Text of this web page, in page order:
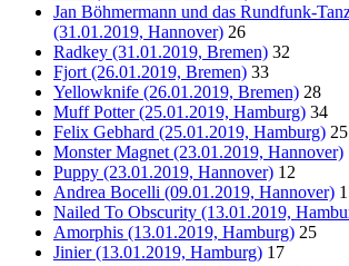
Jan Böhmermann und das Rundfunk-
(31.01.2019, Hannover) 26
Radkey (31.01.2019, Bremen) 32
Fjort (26.01.2019, Bremen) 33
Yellowknife (26.01.2019, Bremen) 28
Muff Potter (25.01.2019, Hamburg) 34
Felix Gebhard (25.01.2019, Hamburg) 25
Monster Magnet (23.01.2019, Hannover)
Puppy (23.01.2019, Hannover) 12
Andrea Bocelli (09.01.2019, Hannover)
Nailed To Obscurity (13.01.2019,
Amorphis (13.01.2019, Hamburg) 25
Jinier (13.01.2019, Hamburg) 17